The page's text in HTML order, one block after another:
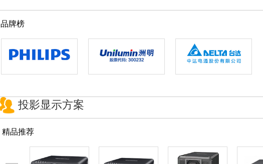
品牌榜
投影显示方案
精品推荐